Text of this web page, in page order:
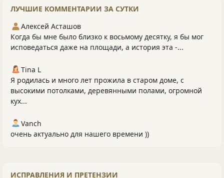
ЛУЧШИЕ КОММЕНТАРИИ ЗА СУТКИ
Алексей Асташов
Когда бы мне было близко к восьмому десятку, я бы мог
исповедаться даже на площади, а история эта -...
Tina L
Я родилась и много лет прожила в старом доме, с
высокими потолками, деревянными полами, огромной
кух...
Vanch
очень актуально для нашего времени ))
ИСПРАВЛЕНИЯ И ПРЕТЕНЗИИ